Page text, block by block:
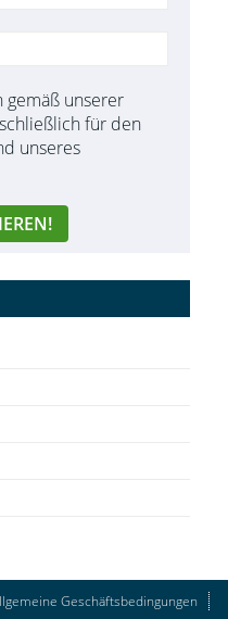
gemäß unserer
für den
unseres
Geschäftsbedingungen